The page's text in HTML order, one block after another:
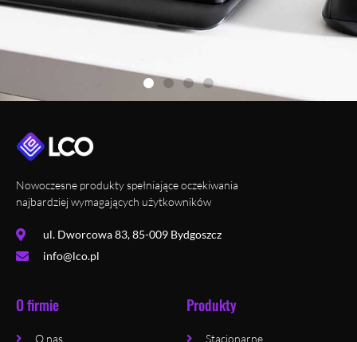
Nowoczesne produkty spełniające oczekiwania
najbardziej wymagających użytkowników
ul. Dworcowa 83, 85-009 Bydgoszcz
info@lco.pl
O firmie
O nas
Produkty
Stacjonarne